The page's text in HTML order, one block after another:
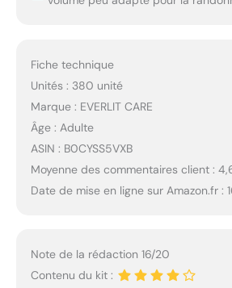
Fiche technique
Unités : 380 unité
Marque : EVERLIT CARE
Âge : Adulte
ASIN : B0CYSS5VXB
Moyenne des commentaires client :
Date de mise en ligne sur Amazon.fr :
Note de la rédaction 16/20
Contenu du kit :